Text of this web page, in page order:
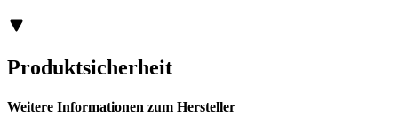
Produktsicherheit
Weitere Informationen zum Hersteller